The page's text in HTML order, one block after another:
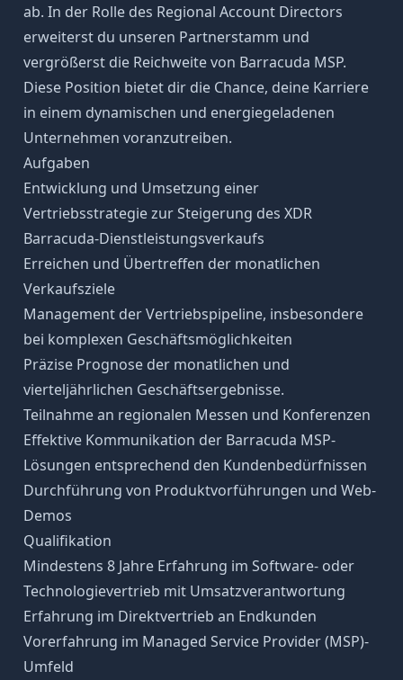
ab. In der Rolle des Regional Account Directors
erweiterst du unseren Partnerstamm und
vergrößerst die Reichweite von Barracuda MSP.
Diese Position bietet dir die Chance, deine Karriere
in einem dynamischen und energiegeladenen
Unternehmen voranzutreiben.
Aufgaben
Entwicklung und Umsetzung einer
Vertriebsstrategie zur Steigerung des XDR
Barracuda-Dienstleistungsverkaufs
Erreichen und Übertreffen der monatlichen
Verkaufsziele
Management der Vertriebspipeline, insbesondere
bei komplexen Geschäftsmöglichkeiten
Präzise Prognose der monatlichen und
vierteljährlichen Geschäftsergebnisse.
Teilnahme an regionalen Messen und Konferenzen
Effektive Kommunikation der Barracuda MSP-
Lösungen entsprechend den Kundenbedürfnissen
Durchführung von Produktvorführungen und Web-
Demos
Qualifikation
Mindestens 8 Jahre Erfahrung im Software- oder
Technologievertrieb mit Umsatzverantwortung
Erfahrung im Direktvertrieb an Endkunden
Vorerfahrung im Managed Service Provider (MSP)-
Umfeld